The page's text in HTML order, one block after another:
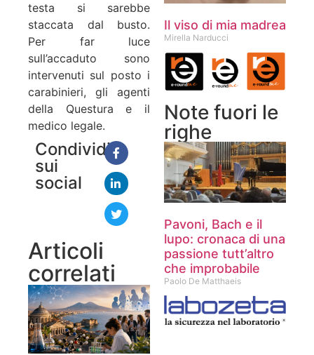
testa si sarebbe
staccata dal busto.
Per far luce
sull’accaduto sono
intervenuti sul posto i
carabinieri, gli agenti
della Questura e il
medico legale.
Condividi
sui
social
Articoli
correlati
Il viso di mia madrea
Mirella Narducci
Note fuori le
righe
Pavoni, Bach e il
lupo: cronaca di una
passione tutt’altro
che improbabile
Paolo De Matthaeis